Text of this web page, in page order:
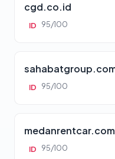
cgd.co.id
ID 95/100
ID 95/100
medanrentcar.com
ID 95/100